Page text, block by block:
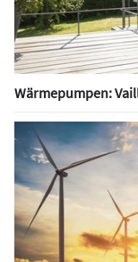
Wärmepumpen: